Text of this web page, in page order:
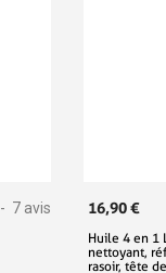
- 7 avis 16,90 €
Huile 4 en 1
nettoyant,
rasoir, tête